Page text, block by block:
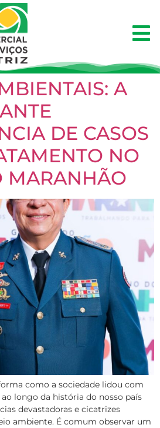
A
DE CASOS
NO
MARANHÃO
como a sociedade lidou com
longo da história do nosso país
devastadoras e cicatrizes
ambiente. É comum observar um